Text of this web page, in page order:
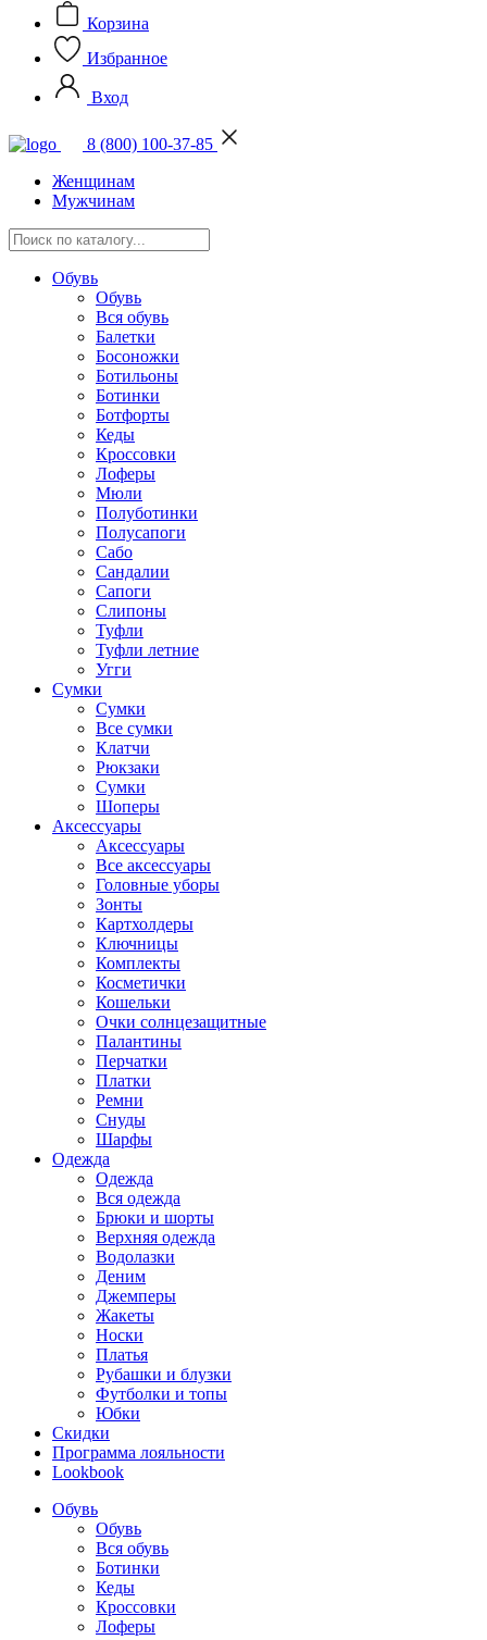
Корзина
Избранное
Вход
8 (800) 100-37-85
Женщинам
Мужчинам
Обувь
Обувь
Вся обувь
Балетки
Босоножки
Ботильоны
Ботинки
Ботфорты
Кеды
Кроссовки
Лоферы
Мюли
Полуботинки
Полусапоги
Сабо
Сандалии
Сапоги
Слипоны
Туфли
Туфли летние
Угги
Сумки
Сумки
Все сумки
Клатчи
Рюкзаки
Сумки
Шоперы
Аксессуары
Аксессуары
Все аксессуары
Головные уборы
Зонты
Картхолдеры
Ключницы
Комплекты
Косметички
Кошельки
Очки солнцезащитные
Палантины
Перчатки
Платки
Ремни
Снуды
Шарфы
Одежда
Одежда
Вся одежда
Брюки и шорты
Верхняя одежда
Водолазки
Деним
Джемперы
Жакеты
Носки
Платья
Рубашки и блузки
Футболки и топы
Юбки
Скидки
Программа лояльности
Lookbook
Обувь
Обувь
Вся обувь
Ботинки
Кеды
Кроссовки
Лоферы